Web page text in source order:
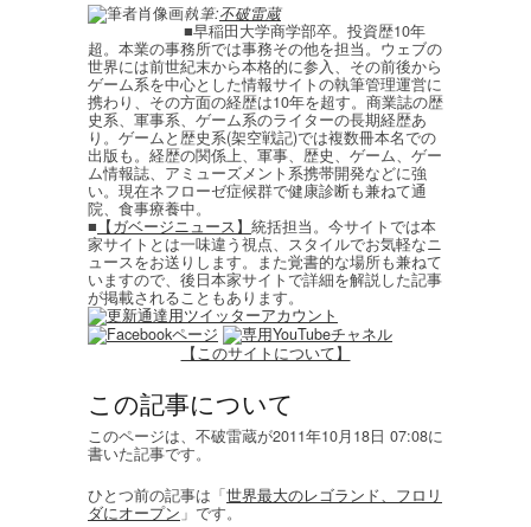
執筆:不破雷蔵
■早稲田大学商学部卒。投資歴10年
超。本業の事務所では事務その他を担当。ウェブの
世界には前世紀末から本格的に参入、その前後から
ゲーム系を中心とした情報サイトの執筆管理運営に
携わり、その方面の経歴は10年を超す。商業誌の歴
史系、軍事系、ゲーム系のライターの長期経歴あ
り。ゲームと歴史系(架空戦記)では複数冊本名での
出版も。経歴の関係上、軍事、歴史、ゲーム、ゲー
ム情報誌、アミューズメント系携帯開発などに強
い。現在ネフローゼ症候群で健康診断も兼ねて通
院、食事療養中。
■ 【ガベージニュース】 統括担当。今サイトでは本
家サイトとは一味違う視点、スタイルでお気軽なニ
ュースをお送りします。また覚書的な場所も兼ねて
いますので、後日本家サイトで詳細を解説した記事
が掲載されることもあります。
【このサイトについて】
この記事について
このページは、不破雷蔵が2011年10月18日 07:08に
書いた記事です。
ひとつ前の記事は「世界最大のレゴランド、フロリ
ダにオープン 」です。